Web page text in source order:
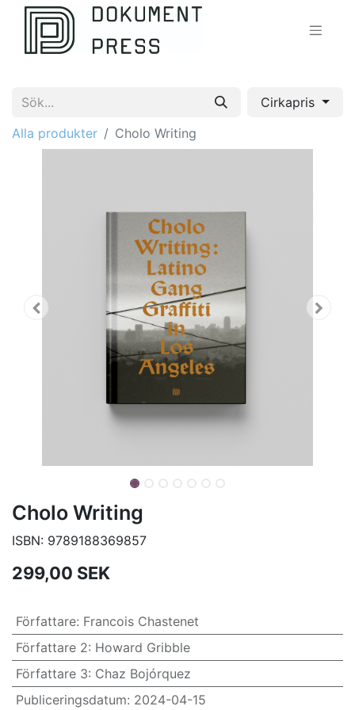
Cirkapris
Alla produkter
Cholo Writing
Cholo Writing
ISBN: 9789188369857
299,00 SEK
Författare: Francois Chastenet
Författare 2: Howard Gribble
Författare 3: Chaz Bojórquez
Publiceringsdatum: 2024-04-15